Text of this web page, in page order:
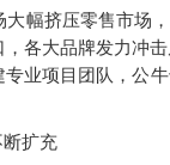
幅挤压零售市场
各大品牌发力冲
业项目团队，公
扩充